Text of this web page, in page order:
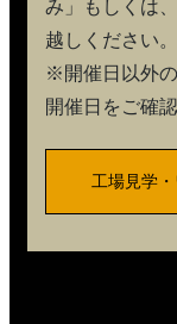
み」もしくは
越しください。
※開催日以外
開催日をご確
工場見学